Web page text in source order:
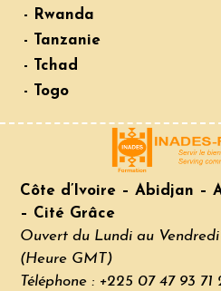
- Rwanda
- Tanzanie
- Tchad
- Togo
Côte d’Ivoire – Abidjan –
– Cité Grâce
Ouvert du Lundi au
(Heure GMT)
Téléphone : +225 07 47 93 71